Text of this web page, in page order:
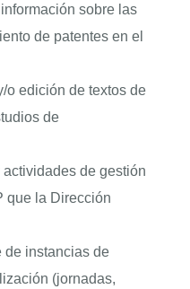
sobre las
de patentes en el
o edición de textos de
de
de gestión
que la Dirección
de instancias de
(jornadas,